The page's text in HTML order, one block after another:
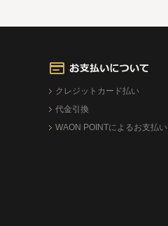
クレジットカード払い
代金引換
WAON POINTによるお支払い